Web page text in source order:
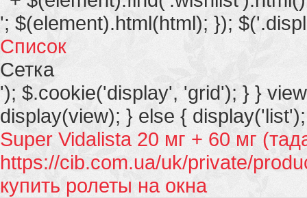
'; $(element).html(html); });
Список
Сетка
'); $.cookie('display', 'grid'); } }
display(view); } else {
Super Vidalista 20 мг + 60 мг
https://cib.com.ua/uk/private/
купить ролеты на окна